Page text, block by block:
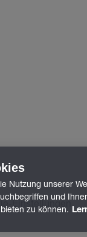
Einstellungen
Nutzung unserer
und
zu können.